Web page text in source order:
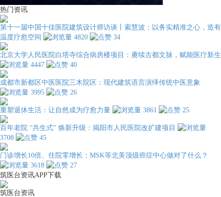
热门资讯
第十一届中国十佳医院建筑设计师访谈丨索慧波：以务实精准之心，造有
温度疗愈空间
4820 34
北京大学人民医院白塔寺综合病房楼项目：赓续古都文脉，赋能医疗新生
4447
40
成都市新都区中医医院三木院区：现代建筑语言演绎传统中医意象
3995
26
重塑退休生活：让自然成为疗愈力量 3861 25
百年老院 “共生式” 焕新升级：揭阳市人民医院改扩建项目
3708
45
门诊增长10倍、住院零增长：MSK等北美顶级癌症中心做对了什么？
3618
27
筑医台资讯APP下载
筑医台资讯